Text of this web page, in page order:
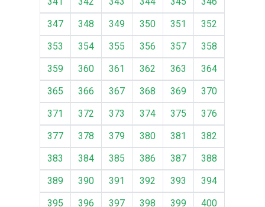
347
348 349 350 351
352
353
354 355 356 357
358
359
360 361 362 363
364
365
366 367 368 369
370
371
372 373 374 375
376
377
378 379 380 381
382
383
384 385 386 387
388
389
390 391 392 393
394
395
396 397 398 399 400